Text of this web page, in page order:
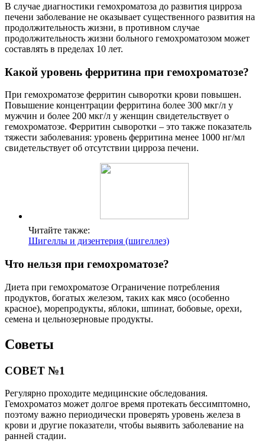
В случае диагностики гемохроматоза до развития цирроза
печени заболевание не оказывает существенного развития на
продолжительность жизни, в противном случае
продолжительность жизни больного гемохроматозом может
составлять в пределах 10 лет.
Какой уровень ферритина при гемохроматозе?
При гемохроматозе ферритин сыворотки крови повышен.
Повышение концентрации ферритина более 300 мкг/л у
мужчин и более 200 мкг/л у женщин свидетельствует о
гемохроматозе. Ферритин сыворотки – это также показатель
тяжести заболевания: уровень ферритина менее 1000 нг/мл
свидетельствует об отсутствии цирроза печени.
Читайте также:
Шигеллы и дизентерия (шигеллез)
Что нельзя при гемохроматозе?
Диета при гемохроматозе Ограничение потребления
продуктов, богатых железом, таких как мясо (особенно
красное), морепродукты, яблоки, шпинат, бобовые, орехи,
семена и цельнозерновые продукты.
Советы
СОВЕТ №1
Регулярно проходите медицинские обследования.
Гемохроматоз может долгое время протекать бессимптомно,
поэтому важно периодически проверять уровень железа в
крови и другие показатели, чтобы выявить заболевание на
ранней стадии.